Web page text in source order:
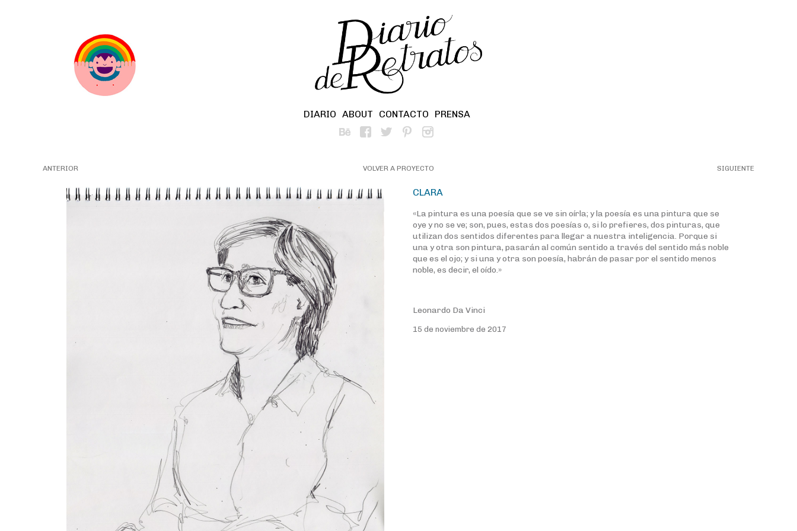
DIARIO ABOUT CONTACTO PRENSA
ANTERIOR VOLVER A PROYECTO SIGUIENTE
CLARA
«La pintura es una poesía que se ve sin oírla; y la poesía es una pintura que se
oye y no se ve; son, pues, estas dos poesías o, si lo prefieres, dos pinturas, que
utilizan dos sentidos diferentes para llegar a nuestra inteligencia. Porque si
una y otra son pintura, pasarán al común sentido a través del sentido más noble
que es el ojo; y si una y otra son poesía, habrán de pasar por el sentido menos
noble, es decir, el oído.»
Leonardo Da Vinci
15 de noviembre de 2017